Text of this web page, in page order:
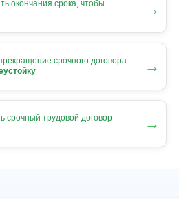
окончания срока, чтобы
→
срочного договора
→
срочный трудовой договор
→